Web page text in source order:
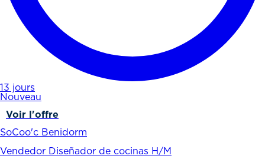
13 jours
Nouveau
Voir l'offre
SoCoo'c Benidorm
Vendedor Diseñador de cocinas H/M